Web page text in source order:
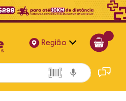
Região
Alagoas
Bahia